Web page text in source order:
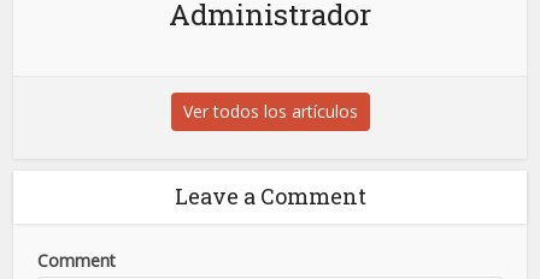
Administrador
Ver todos los artículos
Leave a Comment
Comment